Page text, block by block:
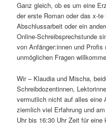
Ganz gleich, ob es um eine
der erste Roman oder das x-
Abschlussarbeit oder ein
Online-Schreibsprechstunde
von Anfänger:innen und
unmöglichen Fragen
Wir – Klaudia und Mischa,
Schreibdozentinnen,
vermutlich nicht auf alles eine
ziemlich viel Erfahrung und
Uhr bis 16:30 Uhr Zeit für